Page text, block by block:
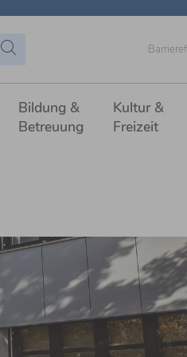
Bildung &
Betreuung
Kultur &
Freizeit